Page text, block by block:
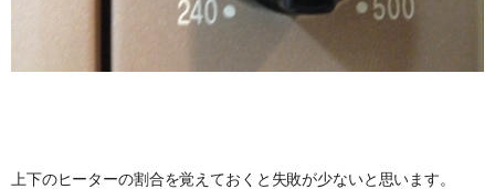
上下のヒーターの割合を覚えておくと失敗が少ないと思います。